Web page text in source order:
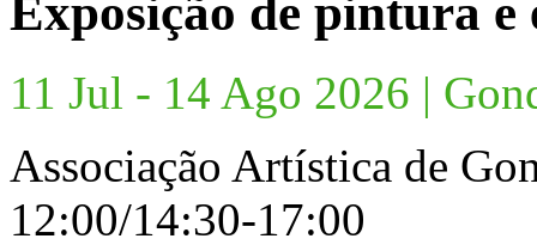
Exposição de pintura e
11 Jul - 14 Ago 2026 |
Associação Artística de
12:00/14:30-17:00